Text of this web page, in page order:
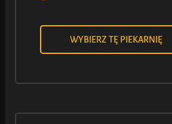
WYBIERZ TĘ PIEKARNIĘ